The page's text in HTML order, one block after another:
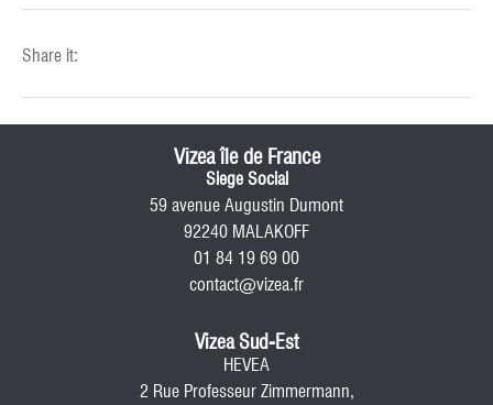
Share it:
Vizea île de France
Siege Social
59 avenue Augustin Dumont
92240 MALAKOFF
01 84 19 69 00
contact@vizea.fr
Vizea Sud-Est
HEVEA
2 Rue Professeur Zimmermann,